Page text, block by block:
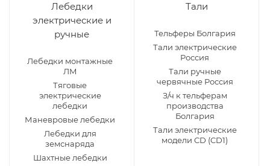
Лебедки
электрические и
ручные
Лебедки монтажные
ЛМ
Тяговые
электрические
лебедки
Маневровые лебедки
Лебедки для
земснаряда
Шахтные лебедки
Тали
Тельферы Болгария
Тали электрические
Россия
Тали ручные
червячные Россия
З/ч к тельферам
производства
Болгария
Тали электрические
модели CD (CD1)